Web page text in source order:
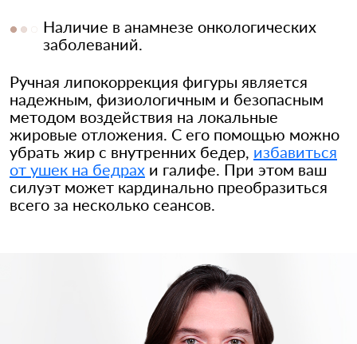
Наличие в анамнезе онкологических
заболеваний.
Ручная липокоррекция фигуры является
надежным, физиологичным и безопасным
методом воздействия на локальные
жировые отложения. С его помощью можно
убрать жир с внутренних бедер, избавиться
от ушек на бедрах и галифе. При этом ваш
силуэт может кардинально преобразиться
всего за несколько сеансов.